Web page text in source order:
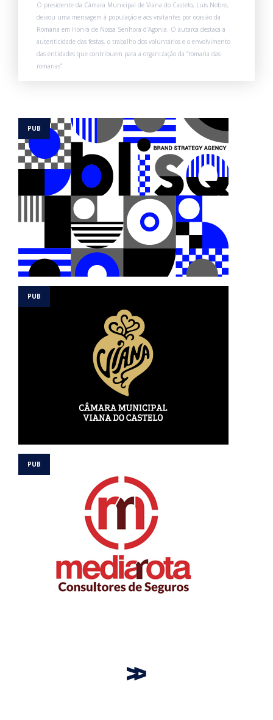
O presidente da Câmara Municipal de Viana do Castelo, Luís Nobre,
deixou uma mensagem à população e aos visitantes por ocasião da
Romaria em Honra de Nossa Senhora d’Agonia. O autarca destaca a
autenticidade das festas, o trabalho dos voluntários e o envolvimento
das entidades que contribuem para a organização da “romaria das
romarias”.